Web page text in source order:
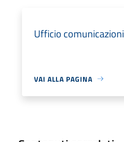
Ufficio comunicazioni
VAI ALLA PAGINA